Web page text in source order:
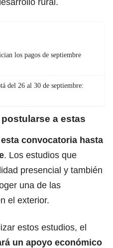
los pagos de septiembre
del 26 al 30 de septiembre:
a estas
convocatoria hasta
. Los estudios que
presencial y también
una de las
el exterior.
estos estudios, el
un apoyo económico